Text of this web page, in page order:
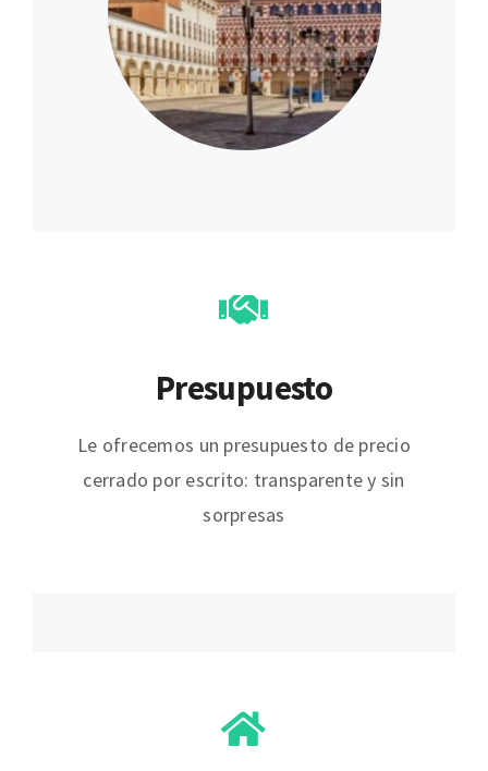
Presupuesto
Le ofrecemos un presupuesto de precio
cerrado por escrito: transparente y sin
sorpresas